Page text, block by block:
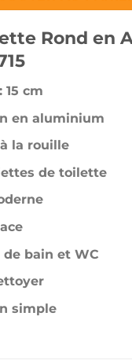
Rond en
15 cm
en aluminium
la rouille
de toilette
de bain et WC
simple